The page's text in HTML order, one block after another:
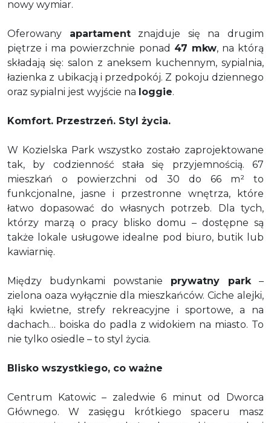
nowy wymiar.
Oferowany apartamentznajduje się na drugim
piętrze i ma powierzchnie ponad 47 mkw, na którą
składają się: salon z aneksem kuchennym, sypialnia,
łazienka z ubikacją i przedpokój. Z pokoju dziennego
oraz sypialni jest wyjście na loggie.
Komfort. Przestrzeń. Styl życia.
W Kozielska Park wszystko zostało zaprojektowane
tak, by codzienność stała się przyjemnością. 67
mieszkań o powierzchni od 30 do 66 m² to
funkcjonalne, jasne i przestronne wnętrza, które
łatwo dopasować do własnych potrzeb. Dla tych,
którzy marzą o pracy blisko domu – dostępne są
także lokale usługowe idealne pod biuro, butik lub
kawiarnię.
Między budynkami powstanie prywatny park–
zielona oaza wyłącznie dla mieszkańców. Ciche alejki,
łąki kwietne, strefy rekreacyjne i sportowe, a na
dachach… boiska do padla z widokiem na miasto. To
nie tylko osiedle – to styl życia.
Blisko wszystkiego, co ważne
Centrum Katowic – zaledwie 6 minut od Dworca
Głównego. W zasięgu krótkiego spaceru masz